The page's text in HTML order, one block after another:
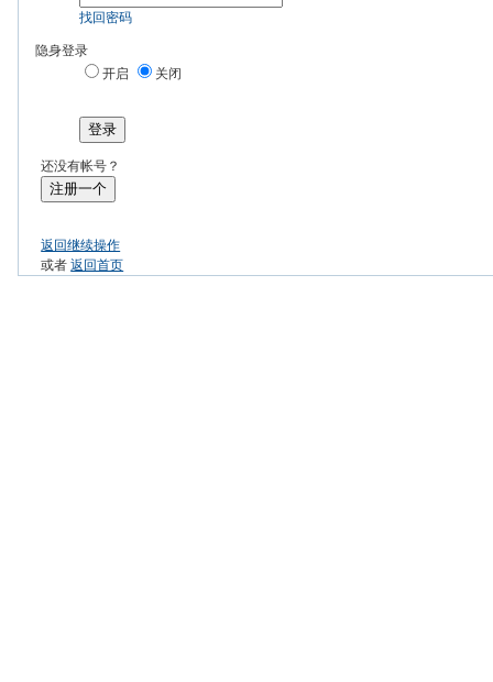
找回密码
隐身登录
开启
关闭
登录
还没有帐号？
注册一个
返回继续操作
或者返回首页